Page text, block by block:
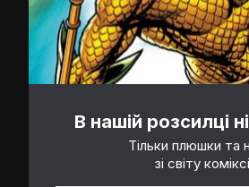
В нашій розсилці
Тільки плюшки та
зі світу